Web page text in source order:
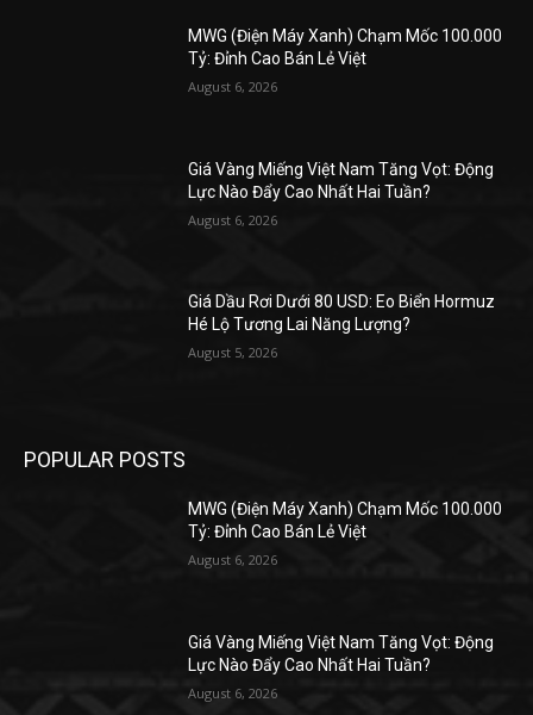
MWG (Điện Máy Xanh) Chạm Mốc 100.000
Tỷ: Đỉnh Cao Bán Lẻ Việt
August 6, 2026
Giá Vàng Miếng Việt Nam Tăng Vọt: Động
Lực Nào Đẩy Cao Nhất Hai Tuần?
August 6, 2026
Giá Dầu Rơi Dưới 80 USD: Eo Biển Hormuz
Hé Lộ Tương Lai Năng Lượng?
August 5, 2026
POPULAR POSTS
MWG (Điện Máy Xanh) Chạm Mốc 100.000
Tỷ: Đỉnh Cao Bán Lẻ Việt
August 6, 2026
Giá Vàng Miếng Việt Nam Tăng Vọt: Động
Lực Nào Đẩy Cao Nhất Hai Tuần?
August 6, 2026